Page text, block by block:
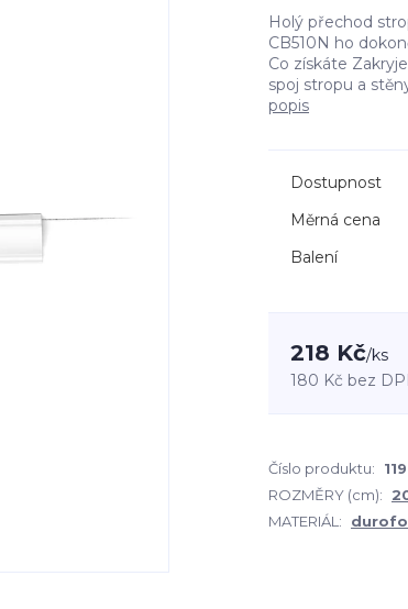
Holý přechod
CB510N ho
Co získáte
spoj stropu a
popis
Dostupnost
Měrná cena
Balení
218 Kč/ks
180 Kč bez
Číslo produktu: 119
ROZMĚRY (cm):
MATERIÁL: